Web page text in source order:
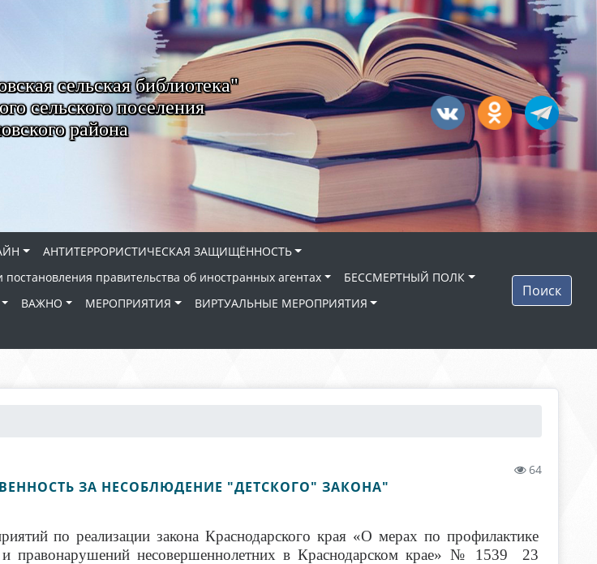
сельская библиотека"
сельского поселения
района
АНТИТЕРРОРИСТИЧЕСКАЯ ЗАЩИЩЁННОСТЬ
правительства об иностранных агентах
БЕССМЕРТНЫЙ ПОЛК
ВАЖНО МЕРОПРИЯТИЯ
ВИРТУАЛЬНЫЕ МЕРОПРИЯТИЯ
Поиск
64
ЗА НЕСОБЛЮДЕНИЕ "ДЕТСКОГО" ЗАКОНА"
по реализации закона Краснодарского края «О мерах по профилактике
и правонарушений несовершеннолетних в Краснодарском крае» № 1539 23